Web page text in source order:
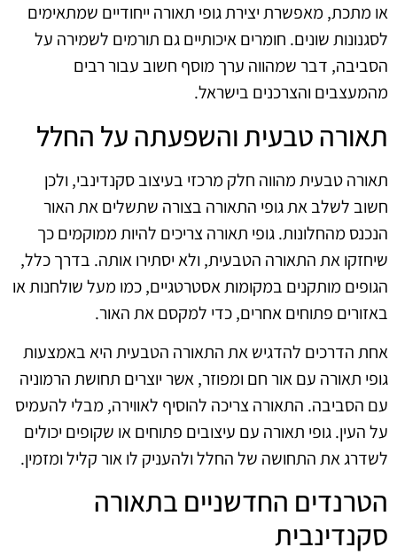
או מתכת, מאפשרת יצירת גופי תאורה ייחודיים שמתאימים
לסגנונות שונים. חומרים איכותיים גם תורמים לשמירה על
הסביבה, דבר שמהווה ערך מוסף חשוב עבור רבים
מהמעצבים והצרכנים בישראל.
תאורה טבעית והשפעתה על החלל
תאורה טבעית מהווה חלק מרכזי בעיצוב סקנדינבי, ולכן
חשוב לשלב את גופי התאורה בצורה שתשלים את האור
הנכנס מהחלונות. גופי תאורה צריכים להיות ממוקמים כך
שיחזקו את התאורה הטבעית, ולא יסתירו אותה. בדרך כלל,
הגופים מותקנים במקומות אסטרטגיים, כמו מעל שולחנות או
באזורים פתוחים אחרים, כדי למקסם את האור.
אחת הדרכים להדגיש את התאורה הטבעית היא באמצעות
גופי תאורה עם אור חם ומפוזר, אשר יוצרים תחושת הרמוניה
עם הסביבה. התאורה צריכה להוסיף לאווירה, מבלי להעמיס
על העין. גופי תאורה עם עיצובים פתוחים או שקופים יכולים
לשדרג את התחושה של החלל ולהעניק לו אור קליל ומזמין.
הטרנדים החדשניים בתאורה
סקנדינבית